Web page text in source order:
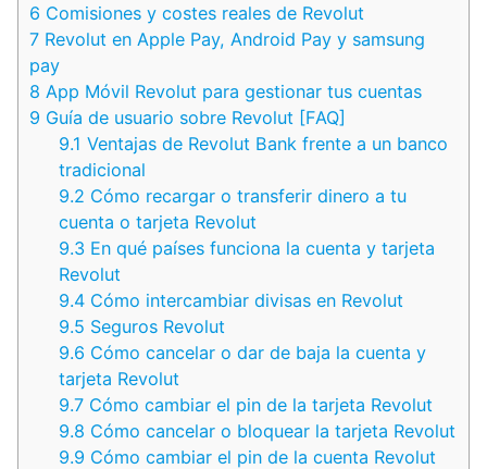
6 Comisiones y costes reales de Revolut
7 Revolut en Apple Pay, Android Pay y samsung
pay
8 App Móvil Revolut para gestionar tus cuentas
9 Guía de usuario sobre Revolut [FAQ]
9.1 Ventajas de Revolut Bank frente a un banco
tradicional
9.2 Cómo recargar o transferir dinero a tu
cuenta o tarjeta Revolut
9.3 En qué países funciona la cuenta y tarjeta
Revolut
9.4 Cómo intercambiar divisas en Revolut
9.5 Seguros Revolut
9.6 Cómo cancelar o dar de baja la cuenta y
tarjeta Revolut
9.7 Cómo cambiar el pin de la tarjeta Revolut
9.8 Cómo cancelar o bloquear la tarjeta Revolut
9.9 Cómo cambiar el pin de la cuenta Revolut